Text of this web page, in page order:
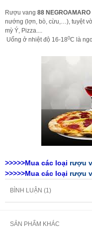
Rượu vang 88
nướng (lợn, bò, cừu,…), tuyệt
mỳ Ý, Pizza....
Uống ở nhiệt độ 16-180C là
>>>>>Mua các loại rượu
>>>>>Mua các loại rượu
BÌNH LUẬN (1)
SẢN PHẨM KHÁC